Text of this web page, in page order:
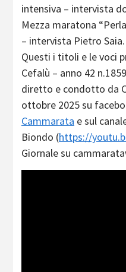
intensiva – intervista
Mezza maratona
– intervista Pietro Saia.
Questi i titoli e le voci
Cefalù – anno 42
diretto e condotto da
ottobre 2025 su
Cammarata e sul
Biondo (https://
Giornale su